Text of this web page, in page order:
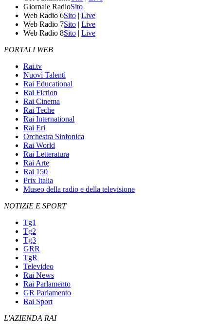
Giornale RadioSito
Web Radio 6Sito | Live
Web Radio 7Sito | Live
Web Radio 8Sito | Live
PORTALI WEB
Rai.tv
Nuovi Talenti
Rai Educational
Rai Fiction
Rai Cinema
Rai Teche
Rai International
Rai Eri
Orchestra Sinfonica
Rai World
Rai Letteratura
Rai Arte
Rai 150
Prix Italia
Museo della radio e della televisione
NOTIZIE E SPORT
Tg1
Tg2
Tg3
GRR
TgR
Televideo
Rai News
Rai Parlamento
GR Parlamento
Rai Sport
L'AZIENDA RAI